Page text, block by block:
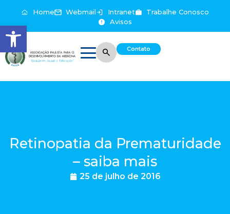
Abrir a barra de ferramentas
Home Webmail Intranet
Trabalhe Conosco
Avisos
Contato
Retinopatia da Prematuridade
– saiba mais
25 de julho de 2016